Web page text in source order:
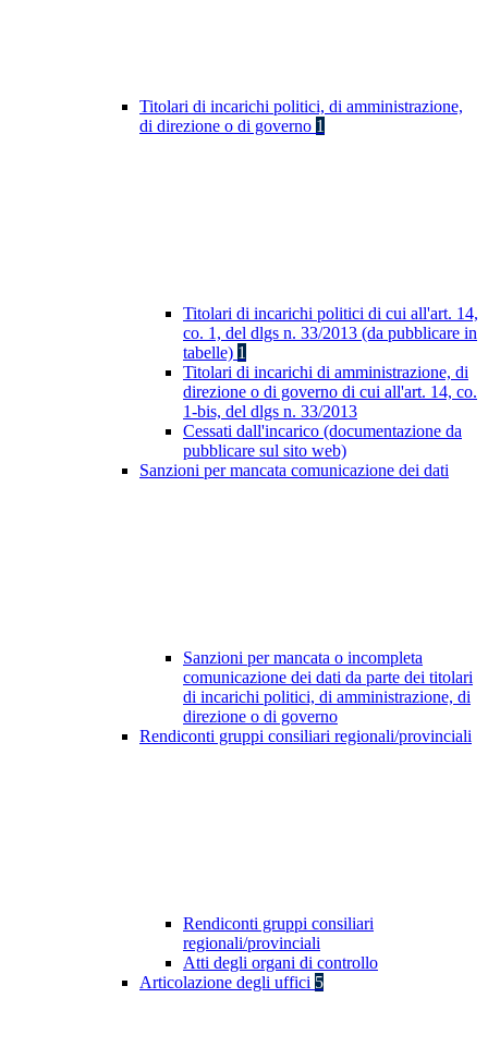
Titolari di incarichi politici, di amministrazione,
di direzione o di governo 1
Titolari di incarichi politici di cui all'art. 14,
co. 1, del dlgs n. 33/2013 (da pubblicare in
tabelle) 1
Titolari di incarichi di amministrazione, di
direzione o di governo di cui all'art. 14, co.
1-bis, del dlgs n. 33/2013
Cessati dall'incarico (documentazione da
pubblicare sul sito web)
Sanzioni per mancata comunicazione dei dati
Sanzioni per mancata o incompleta
comunicazione dei dati da parte dei titolari
di incarichi politici, di amministrazione, di
direzione o di governo
Rendiconti gruppi consiliari regionali/provinciali
Rendiconti gruppi consiliari
regionali/provinciali
Atti degli organi di controllo
Articolazione degli uffici 5